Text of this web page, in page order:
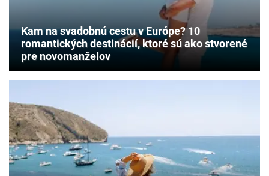
Kam na svadobnú cestu v Európe? 10
romantických destinácií, ktoré sú ako stvorené
pre novomanželov